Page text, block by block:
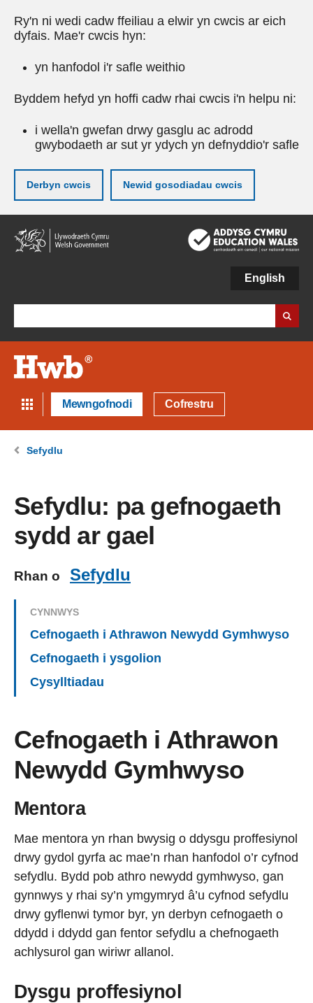
Ry'n ni wedi cadw ffeiliau a elwir yn cwcis ar eich
dyfais. Mae'r cwcis hyn:
yn hanfodol i'r safle weithio
Byddem hefyd yn hoffi cadw rhai cwcis i'n helpu ni:
i wella'n gwefan drwy gasglu ac adrodd
gwybodaeth ar sut yr ydych yn defnyddio'r safle
Derbyn cwcis Newid gosodiadau cwcis
Neidio
i'r
prif
English
Mewngofnodi Cofrestru
Sefydlu
Sefydlu: pa gefnogaeth
sydd ar gael
Rhan o Sefydlu
CYNNWYS
Cefnogaeth i Athrawon Newydd Gymhwyso
Cefnogaeth i ysgolion
Cysylltiadau
Cefnogaeth i Athrawon
Newydd Gymhwyso
Mentora
Mae mentora yn rhan bwysig o ddysgu proffesiynol
drwy gydol gyrfa ac mae’n rhan hanfodol o’r cyfnod
sefydlu. Bydd pob athro newydd gymhwyso, gan
gynnwys y rhai sy’n ymgymryd â’u cyfnod sefydlu
drwy gyflenwi tymor byr, yn derbyn cefnogaeth o
ddydd i ddydd gan fentor sefydlu a chefnogaeth
achlysurol gan wiriwr allanol.
Dysgu proffesiynol